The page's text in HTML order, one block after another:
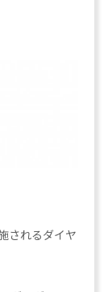
されるダイヤ